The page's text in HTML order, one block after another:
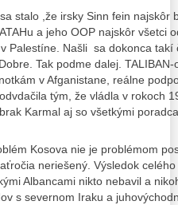
,že irsky Sinn fein najskôr
a jeho OOP najskôr všetci
Palestíne. Našli sa dokonca
Tak podme dalej.
v Afganistane, reálne
tým, že vládla v rokoch
Karmal aj so všetkými
Kosova nie je problémom
neriešený. Výsledok
Albancami nikto nebavil a
s severnom Iraku a